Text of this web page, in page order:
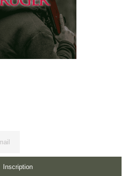
Inscription